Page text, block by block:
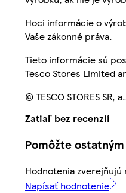
Hoci informácie o
Vaše zákonné práva.
Tieto informácie sú
Tesco Stores Limited
© TESCO STORES SR,
Zatiaľ bez recenzií
Pomôžte
Hodnotenia zverejňujú
Napísať hodnotenie